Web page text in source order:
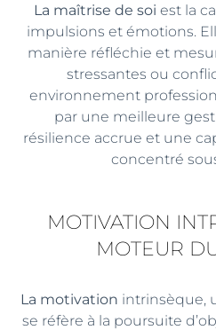
La maîtrise de soi est la
impulsions et émotions.
manière réfléchie et
stressantes ou
environnement
par une meilleure
résilience accrue et une
concentré
MOTIVATION
MOTEUR
La motivation intrinsèque,
se réfère à la poursuite